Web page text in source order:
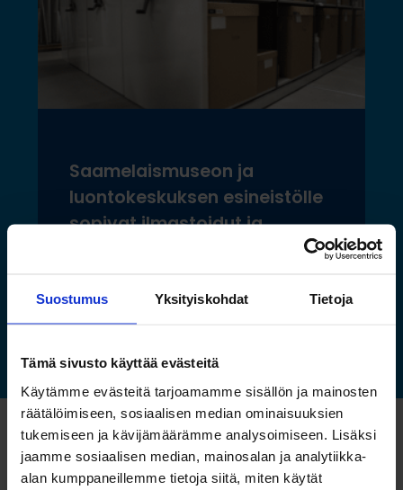
Suostumus Yksityiskohdat Tietoja
Tämä sivusto käyttää evästeitä
Käytämme evästeitä tarjoamamme sisällön ja mainosten
räätälöimiseen, sosiaalisen median ominaisuuksien
tukemiseen ja kävijämäärämme analysoimiseen. Lisäksi
jaamme sosiaalisen median, mainosalan ja analytiikka-
alan kumppaneillemme tietoja siitä, miten käytät
Saamelaismuseon ja
luontokeskuksen esineistölle
sopivat ilmastoidut ja
Lue lisää »
Katso myös nämä